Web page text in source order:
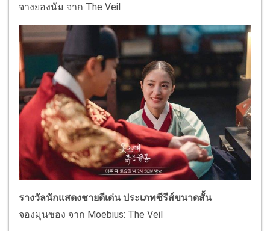
จางยองนัม จาก The Veil
รางวัลนักแสดงชายดีเด่น ประเภทซีรีส์ขนาดสั้น
จองมุนซอง จาก Moebius: The Veil